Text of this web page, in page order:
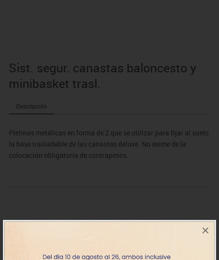
×
Sist. segur. canastas baloncesto y
minibasket trasl.
Descripción
Pletinas metálicas en forma de Z que se utilizar para fijar al suelo
la base trasladable de las canastas deluxe. No exime de la
colocación obligatoria de contrapesos.
baloncesto y minibasket trasl.
+7 días